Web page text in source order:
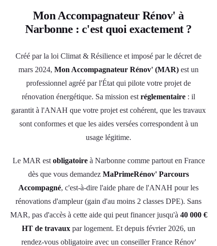
Mon Accompagnateur Rénov' à
Narbonne : c'est quoi exactement ?
Créé par la loi Climat & Résilience et imposé par le décret de
mars 2024, Mon Accompagnateur Rénov' (MAR) est un
professionnel agréé par l'État qui pilote votre projet de
rénovation énergétique. Sa mission est réglementaire : il
garantit à l'ANAH que votre projet est cohérent, que les travaux
sont conformes et que les aides versées correspondent à un
usage légitime.
Le MAR est obligatoireà Narbonne comme partout en France
dès que vous demandez MaPrimeRénov' Parcours
Accompagné, c'est-à-dire l'aide phare de l'ANAH pour les
rénovations d'ampleur (gain d'au moins 2 classes DPE). Sans
MAR, pas d'accès à cette aide qui peut financer jusqu'à 40 000 €
HT de travaux par logement. Et depuis février 2026, un
rendez-vous obligatoire avec un conseiller France Rénov'